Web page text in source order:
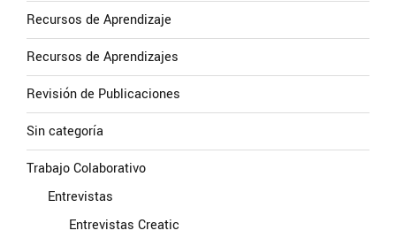
Recursos de Aprendizaje
Recursos de Aprendizajes
Revisión de Publicaciones
Sin categoría
Trabajo Colaborativo
Entrevistas
Entrevistas Creatic